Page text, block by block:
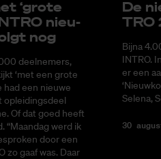
‘gro­te
nieu­
nog
deelnemers,
‘met een grote
had een nieuwe
opleidingsdeel
Of dat goed heeft
“Maandag werd ik
door een
zo gaaf was. Daar
De
Bijna
INTRO.
er een
Selena,
30